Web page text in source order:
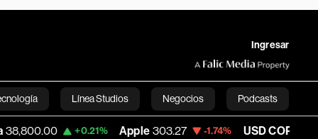
Ingresar
Línea Studios Negocios Podcasts
English
+0.21% Apple 303.27 -1.74% USD COP 3,232.96